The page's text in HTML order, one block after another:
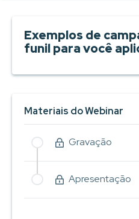
Exemplos de
funil para você
Materiais do Webinar
Gravação
Apresentação